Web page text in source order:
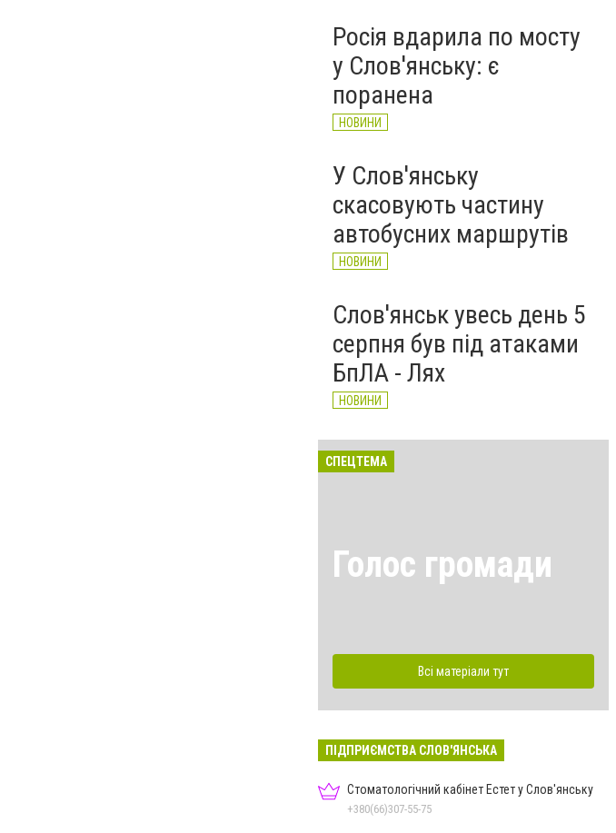
Росія вдарила по мосту
у Слов'янську: є
поранена
НОВИНИ
У Слов'янську
скасовують частину
автобусних маршрутів
НОВИНИ
Слов'янськ увесь день 5
серпня був під атаками
БпЛА - Лях
НОВИНИ
СПЕЦТЕМА
Голос громади
Всі матеріали тут
ПІДПРИЄМСТВА СЛОВ'ЯНСЬКА
Стоматологічний кабінет Естет у Слов'янську
+380(66)307-55-75